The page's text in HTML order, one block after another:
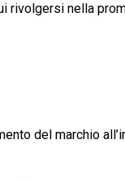
rivolgersi nella
del marchio